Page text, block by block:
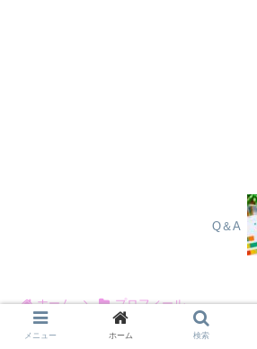
Q＆A
ホーム プロフィール
メニュー ホーム 検索